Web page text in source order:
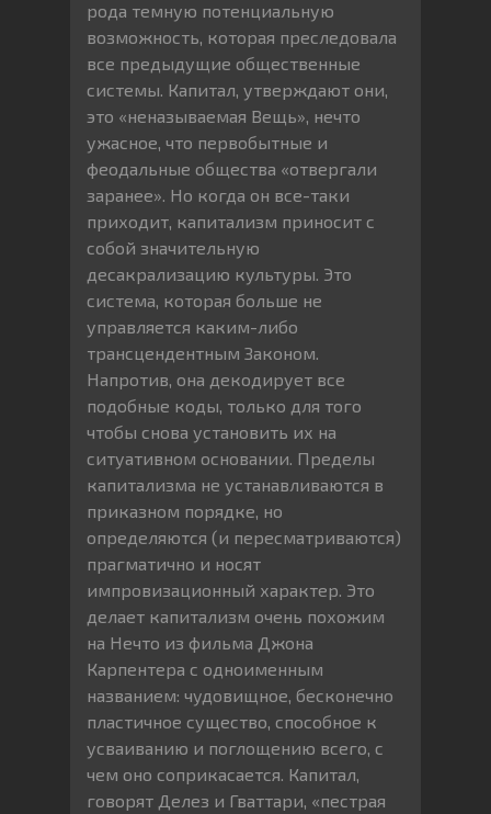
рода темную потенциальную
возможность, которая преследовала
все предыдущие общественные
системы. Капитал, утверждают они,
это «неназываемая Вещь», нечто
ужасное, что первобытные и
феодальные общества «отвергали
заранее». Но когда он все-таки
приходит, капитализм приносит с
собой значительную
десакрализацию культуры. Это
система, которая больше не
управляется каким-либо
трансцендентным Законом.
Напротив, она декодирует все
подобные коды, только для того
чтобы снова установить их на
ситуативном основании. Пределы
капитализма не устанавливаются в
приказном порядке, но
определяются (и пересматриваются)
прагматично и носят
импровизационный характер. Это
делает капитализм очень похожим
на Нечто из фильма Джона
Карпентера с одноименным
названием: чудовищное, бесконечно
пластичное существо, способное к
усваиванию и поглощению всего, с
чем оно соприкасается. Капитал,
говорят Делез и Гваттари, «пестрая